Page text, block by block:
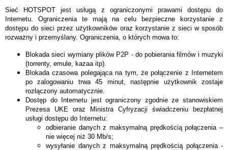
Sieć HOTSPOT jest usługą z ograniczonymi prawami dostępu do
Internetu. Ograniczenia te mają na celu bezpieczne korzystanie z
dostępu do sieci przez użytkowników oraz korzystanie z sieci w sposób
rozważny i przemyślany. Ograniczenia, o których mowa to:
Blokada sieci wymiany plików P2P - do pobierania filmów i muzyki
(torrenty, emule, kazaa itp).
Blokada czasowa polegająca na tym, że połączenie z Internetem
po zalogowaniu trwa 45 minut, następnie użytkownik zostaje
rozłączony automatycznie.
Dostęp do Internetu jest ograniczony zgodnie ze stanowiskiem
Prezesa UKE oraz Ministra Cyfryzacji świadczeniu bezpłatnej
usługi dostępu do Internetu:
odbieranie danych z maksymalną prędkością połączenia –
nie więcej niż 30 Mb/s;
wysyłanie danych z maksymalną prędkością połączenia -